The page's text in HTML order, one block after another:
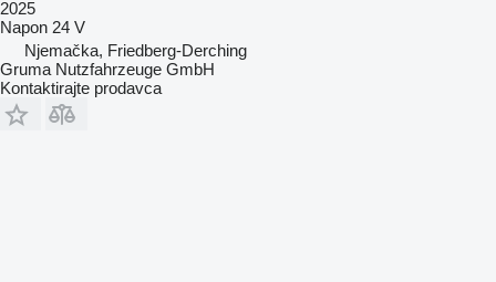
2025
Napon 24 V
Njemačka, Friedberg-Derching
Gruma Nutzfahrzeuge GmbH
Kontaktirajte prodavca